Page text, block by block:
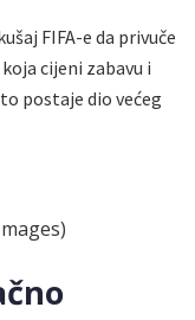
FIFA-e da privuče
cijeni zabavu i
postaje dio većeg